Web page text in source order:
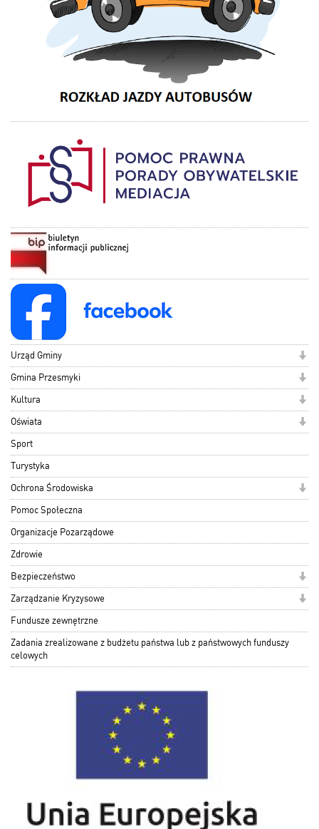
Urząd Gminy
Gmina Przesmyki
Kultura
Oświata
Sport
Turystyka
Ochrona Środowiska
Pomoc Społeczna
Organizacje Pozarządowe
Zdrowie
Bezpieczeństwo
Zarządzanie Kryzysowe
Fundusze zewnętrzne
Zadania zrealizowane z budżetu państwa lub z państwowych funduszy
celowych